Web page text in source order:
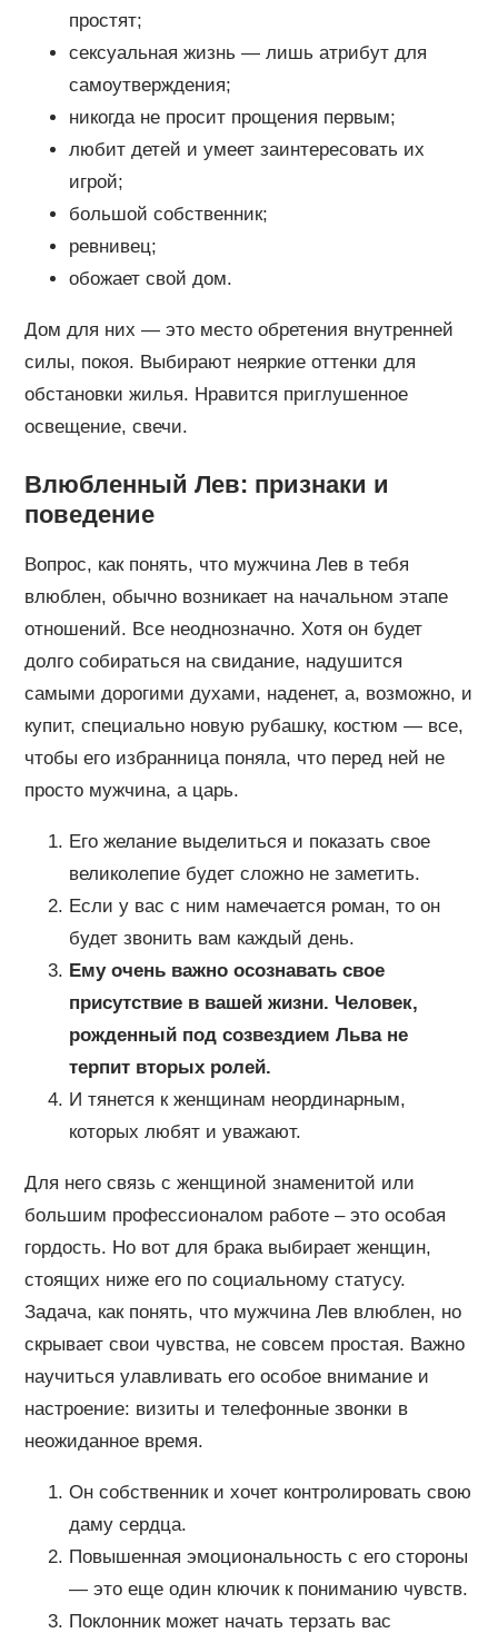
простят;
сексуальная жизнь — лишь атрибут для
самоутверждения;
никогда не просит прощения первым;
любит детей и умеет заинтересовать их
игрой;
большой собственник;
ревнивец;
обожает свой дом.
Дом для них — это место обретения внутренней
силы, покоя. Выбирают неяркие оттенки для
обстановки жилья. Нравится приглушенное
освещение, свечи.
Влюбленный Лев: признаки и
поведение
Вопрос, как понять, что мужчина Лев в тебя
влюблен, обычно возникает на начальном этапе
отношений. Все неоднозначно. Хотя он будет
долго собираться на свидание, надушится
самыми дорогими духами, наденет, а, возможно, и
купит, специально новую рубашку, костюм — все,
чтобы его избранница поняла, что перед ней не
просто мужчина, а царь.
Его желание выделиться и показать свое
великолепие будет сложно не заметить.
Если у вас с ним намечается роман, то он
будет звонить вам каждый день.
Ему очень важно осознавать свое
присутствие в вашей жизни. Человек,
рожденный под созвездием Льва не
терпит вторых ролей.
И тянется к женщинам неординарным,
которых любят и уважают.
Для него связь с женщиной знаменитой или
большим профессионалом работе – это особая
гордость. Но вот для брака выбирает женщин,
стоящих ниже его по социальному статусу.
Задача, как понять, что мужчина Лев влюблен, но
скрывает свои чувства, не совсем простая. Важно
научиться улавливать его особое внимание и
настроение: визиты и телефонные звонки в
неожиданное время.
Он собственник и хочет контролировать свою
даму сердца.
Повышенная эмоциональность с его стороны
— это еще один ключик к пониманию чувств.
Поклонник может начать терзать вас